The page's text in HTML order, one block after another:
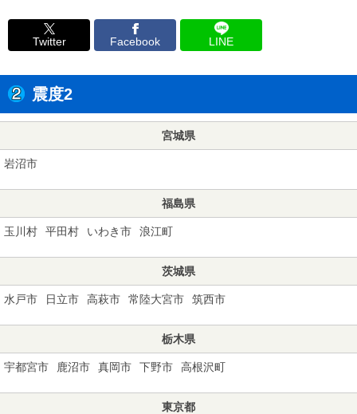
Twitter Facebook LINE
震度2
宮城県
岩沼市
福島県
玉川村 平田村 いわき市 浪江町
茨城県
水戸市 日立市 高萩市 常陸大宮市 筑西市
栃木県
宇都宮市 鹿沼市 真岡市 下野市 高根沢町
東京都